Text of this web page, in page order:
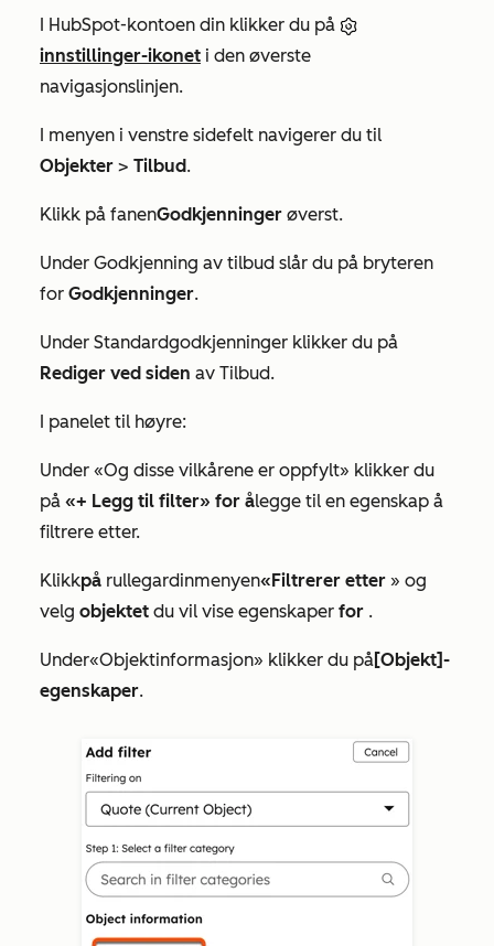
I HubSpot-kontoen din klikker du på
innstillinger-ikonet i den øverste
navigasjonslinjen.
I menyen i venstre sidefelt navigerer du til
Objekter > Tilbud.
Klikk på fanenGodkjenninger øverst.
Under Godkjenning av tilbud slår du på bryteren
for Godkjenninger.
Under Standardgodkjenninger klikker du på
Rediger ved siden av Tilbud.
I panelet til høyre:
Under «Og disse vilkårene er oppfylt» klikker du
på «+ Legg til filter» for ålegge til en egenskap å
filtrere etter.
Klikkpå rullegardinmenyen«Filtrerer etter » og
velg objektet du vil vise egenskaper for .
Under«Objektinformasjon» klikker du på[Objekt]-
egenskaper.